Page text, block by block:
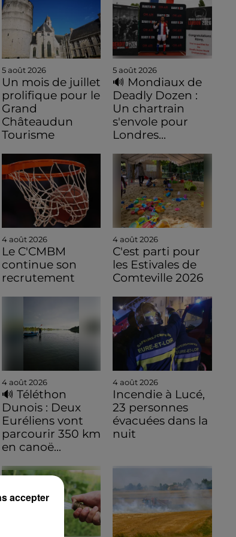
5 août 2026
Un mois de juillet
prolifique pour le
Grand
Châteaudun
Tourisme
5 août 2026
🔊 Mondiaux de
Deadly Dozen :
Un chartrain
s'envole pour
Londres...
4 août 2026
Le C'CMBM
continue son
recrutement
4 août 2026
C'est parti pour
les Estivales de
Comteville 2026
4 août 2026
🔊 Téléthon
Dunois : Deux
Euréliens vont
parcourir 350 km
en canoë...
4 août 2026
Incendie à Lucé,
23 personnes
évacuées dans la
nuit
accepter